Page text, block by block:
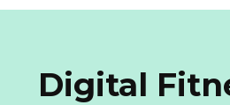
Digital